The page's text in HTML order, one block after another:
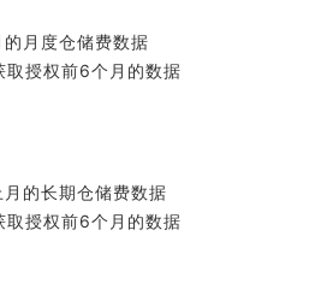
月度仓储费数据
授权前6个月的数据
的长期仓储费数据
授权前6个月的数据